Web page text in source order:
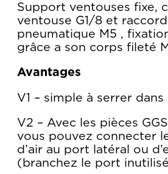
Support ventouses fixe,
ventouse G1/8 et
pneumatique M5 ,
grâce a son corps fileté
Avantages
V1 – simple à serrer
V2 – Avec les pièces
vous pouvez connecter
d’air au port latéral ou
(branchez le port